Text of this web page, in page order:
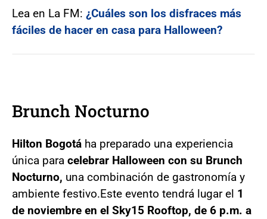
Lea en La FM: ¿Cuáles son los disfraces más
fáciles de hacer en casa para Halloween?
Brunch Nocturno
Hilton Bogotá ha preparado una experiencia
única para celebrar Halloween con su Brunch
Nocturno, una combinación de gastronomía y
ambiente festivo.Este evento tendrá lugar el 1
de noviembre en el Sky15 Rooftop, de 6 p.m. a